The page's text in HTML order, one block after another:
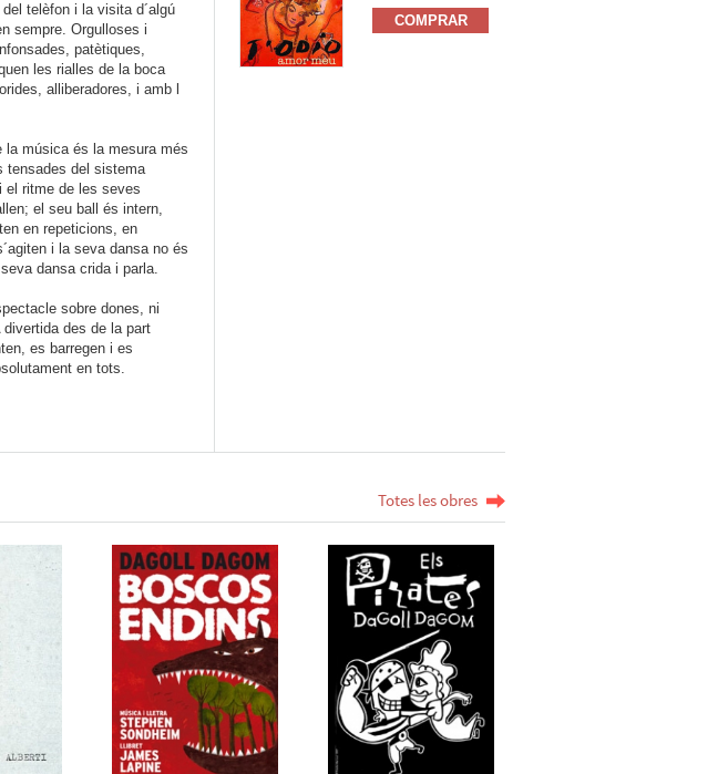
telèfon i la visita d´algú
sempre. Orgulloses i
patètiques,
les rialles de la boca
alliberadores, i amb l
la música és la mesura més
tensades del sistema
el ritme de les seves
el seu ball és intern,
en repeticions, en
i la seva dansa no és
dansa crida i parla.
sobre dones, ni
des de la part
es barregen i es
en tots.
COMPRAR
Totes les obres